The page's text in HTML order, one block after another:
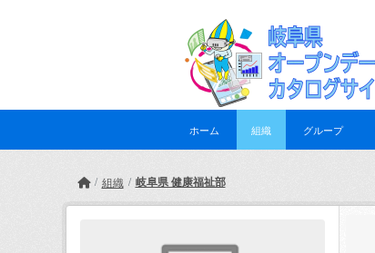
ホーム 組織 グループ
組織 岐阜県 健康福祉部